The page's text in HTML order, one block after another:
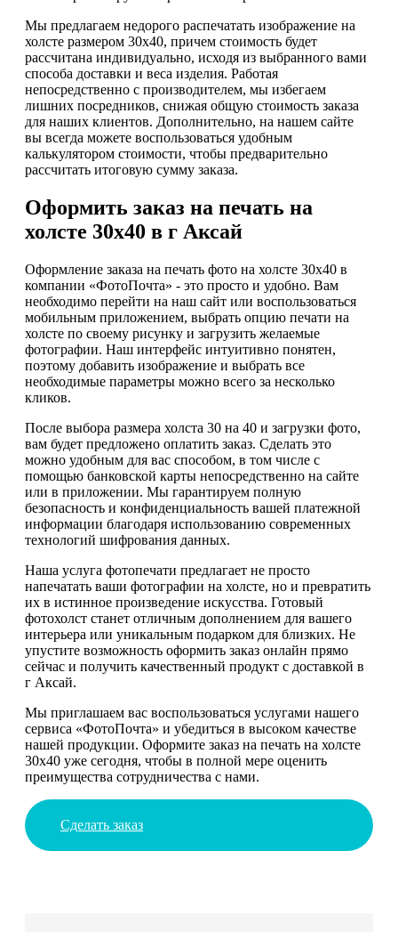
Мы предлагаем недорого распечатать изображение на
холсте размером 30х40, причем стоимость будет
рассчитана индивидуально, исходя из выбранного вами
способа доставки и веса изделия. Работая
непосредственно с производителем, мы избегаем
лишних посредников, снижая общую стоимость заказа
для наших клиентов. Дополнительно, на нашем сайте
вы всегда можете воспользоваться удобным
калькулятором стоимости, чтобы предварительно
рассчитать итоговую сумму заказа.
Оформить заказ на печать на
холсте 30х40 в г Аксай
Оформление заказа на печать фото на холсте 30х40 в
компании «ФотоПочта» - это просто и удобно. Вам
необходимо перейти на наш сайт или воспользоваться
мобильным приложением, выбрать опцию печати на
холсте по своему рисунку и загрузить желаемые
фотографии. Наш интерфейс интуитивно понятен,
поэтому добавить изображение и выбрать все
необходимые параметры можно всего за несколько
кликов.
После выбора размера холста 30 на 40 и загрузки фото,
вам будет предложено оплатить заказ. Сделать это
можно удобным для вас способом, в том числе с
помощью банковской карты непосредственно на сайте
или в приложении. Мы гарантируем полную
безопасность и конфиденциальность вашей платежной
информации благодаря использованию современных
технологий шифрования данных.
Наша услуга фотопечати предлагает не просто
напечатать ваши фотографии на холсте, но и превратить
их в истинное произведение искусства. Готовый
фотохолст станет отличным дополнением для вашего
интерьера или уникальным подарком для близких. Не
упустите возможность оформить заказ онлайн прямо
сейчас и получить качественный продукт с доставкой в
г Аксай.
Мы приглашаем вас воспользоваться услугами нашего
сервиса «ФотоПочта» и убедиться в высоком качестве
нашей продукции. Оформите заказ на печать на холсте
30х40 уже сегодня, чтобы в полной мере оценить
преимущества сотрудничества с нами.
Сделать заказ